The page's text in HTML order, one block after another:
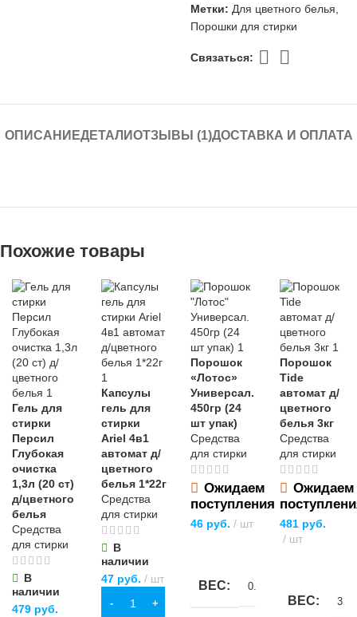
Метки: Для цветного белья,
Порошки для стирки
Связаться:
ОПИСАНИЕДЕТАЛИОТЗЫВЫ (1)ДОСТАВКА И ОПЛАТА
Похожие товары
Гель для
стирки
Персил
Глубокая
очистка
1,3л (20 ст)
д/цветного
белья
Средства
для стирки
В
наличии
479 руб.
Капсулы
гель для
стирки
Ariel 4в1
автомат д/
цветного
белья 1*22г
Средства
для стирки
В
наличии
47 руб. шт
В КОРЗИНУ
Порошок
«Лотос»
Универсал.
450гр (24
шт упак)
Средства
для стирки
Ожидаем
поступления
46 руб. шт
ВЕС 0.4 кг
Порошок
Tide
автомат д/
цветного
белья 3кг
Средства
для стирки
Ожидаем
481 руб.
шт
ВЕС 3 кг